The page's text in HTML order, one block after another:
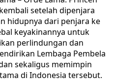
setelah dipenjara
hidupnya dari penjara ke
keyakinannya untuk
perlindungan dan
Lembaga Pembela
sekaligus memimpin
di Indonesia tersebut.